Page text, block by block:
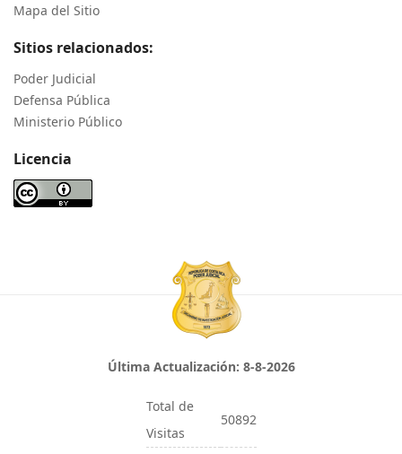
Mapa del Sitio
Sitios relacionados:
Poder Judicial
Defensa Pública
Ministerio Público
Licencia
Última Actualización: 8-8-2026
Total de
Visitas
50892